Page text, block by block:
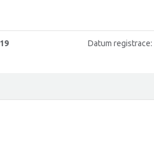
Datum registrace: